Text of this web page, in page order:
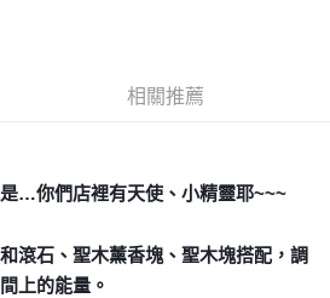
含以上)免運費
含以上)免運費
含以上)免運費
相關推薦
…你們店裡有天使、小精靈耶~~~
滾石、聖木薰香塊、聖木塊搭配，調
上的能量。